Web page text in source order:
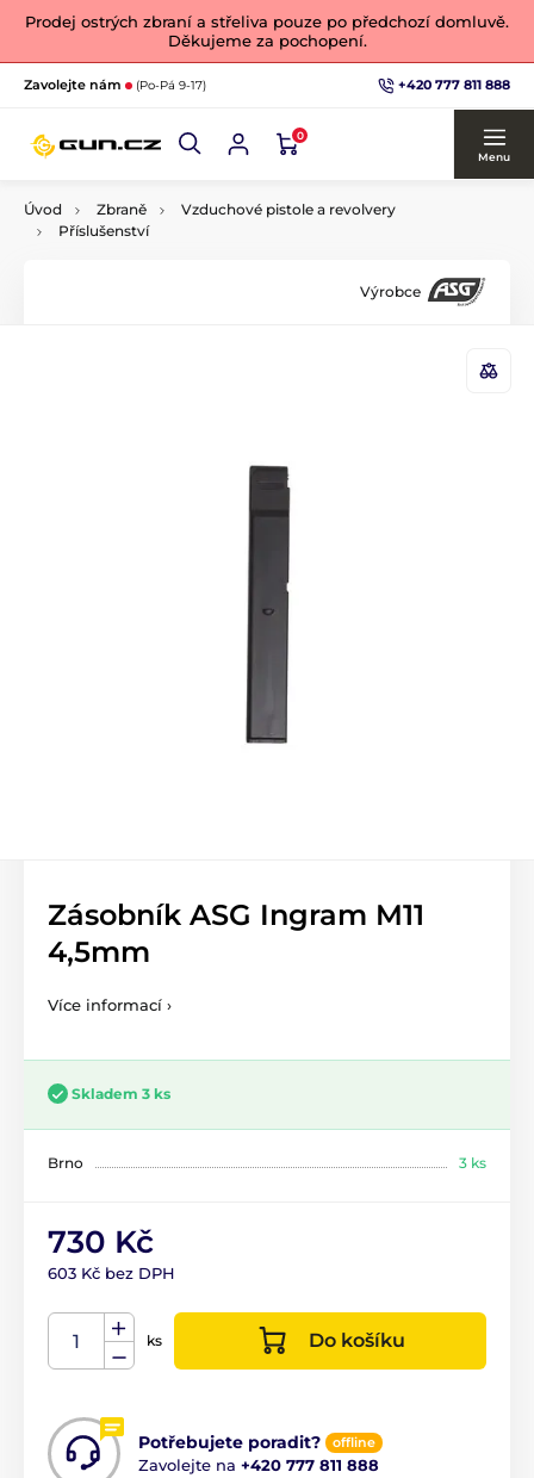
Prodej ostrých zbraní a střeliva pouze po předchozí domluvě.
Děkujeme za pochopení.
Zavolejte nám (Po-Pá 9-17) +420 777 811 888
0
Menu
Úvod Zbraně
Vzduchové pistole a revolvery
Příslušenství
Výrobce
Zásobník ASG Ingram M11
4,5mm
Více informací ›
Skladem 3 ks
Brno 3 ks
730 Kč
603 Kč bez DPH
ks Do košíku
Potřebujete poradit? offline
Zavolejte na +420 777 811 888